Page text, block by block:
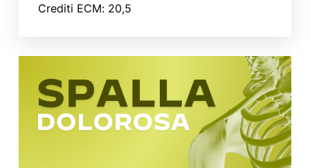
Crediti ECM: 20,5